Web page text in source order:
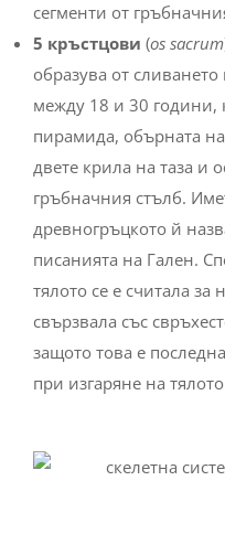
сегменти от
5 кръстцови (os sacrum
образува от
между 18 и 30 години,
пирамида, обърната
двете крила на таза и
гръбначния стълб.
древногръцкото й
писанията на Гален.
тялото се е считала
свързвала със
защото това е
при изгаряне на